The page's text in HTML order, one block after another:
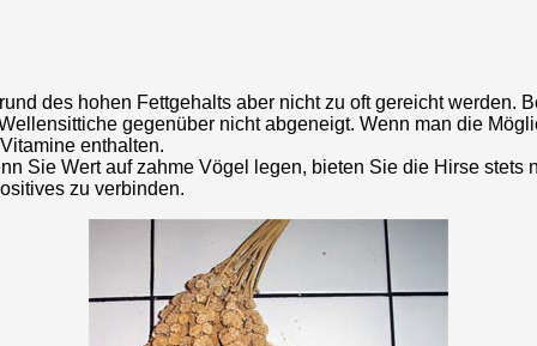
des hohen Fettgehalts aber nicht zu oft gereicht werden.
gegenüber nicht abgeneigt. Wenn man die
enthalten.
Sie Wert auf zahme Vögel legen, bieten Sie die Hirse
zu verbinden.